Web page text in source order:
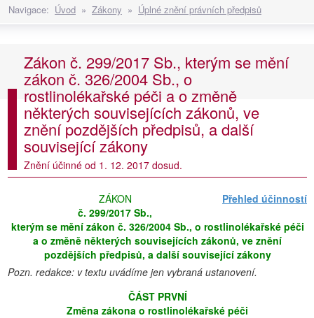
Navigace: Úvod » Zákony » Úplné znění právních předpisů
Zákon č. 299/2017 Sb., kterým se mění
zákon č. 326/2004 Sb., o
rostlinolékařské péči a o změně
některých souvisejících zákonů, ve
znění pozdějších předpisů, a další
související zákony
Znění účinné od 1. 12. 2017 dosud.
Přehled účinností
ZÁKON
č. 299/2017 Sb.,
kterým se mění zákon č. 326/2004 Sb., o rostlinolékařské péči
a o změně některých souvisejících zákonů, ve znění
pozdějších předpisů, a další související zákony
Pozn. redakce: v textu uvádíme jen vybraná ustanovení.
ČÁST PRVNÍ
Změna zákona o rostlinolékařské péči